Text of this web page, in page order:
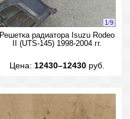
1/9
Решетка радиатора Isuzu Rodeo
II (UTS-145) 1998-2004 гг.
Цена: 12430–12430руб.